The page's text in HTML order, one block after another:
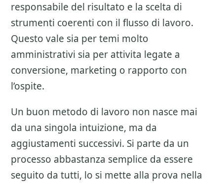
responsabile del risultato e la scelta di
strumenti coerenti con il flusso di lavoro.
Questo vale sia per temi molto
amministrativi sia per attivita legate a
conversione, marketing o rapporto con
l’ospite.
Un buon metodo di lavoro non nasce mai
da una singola intuizione, ma da
aggiustamenti successivi. Si parte da un
processo abbastanza semplice da essere
seguito da tutti, lo si mette alla prova nella